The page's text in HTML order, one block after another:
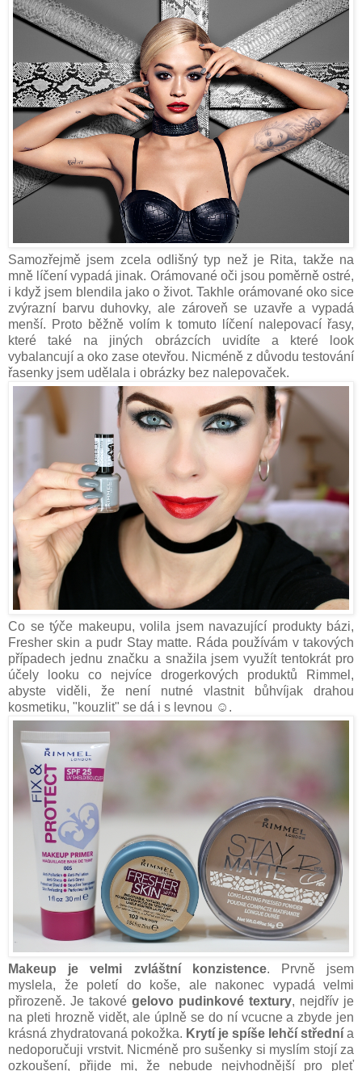
Samozřejmě jsem zcela odlišný typ než je Rita, takže na
mně líčení vypadá jinak. Orámované oči jsou poměrně ostré,
i když jsem blendila jako o život. Takhle orámované oko sice
zvýrazní barvu duhovky, ale zároveň se uzavře a vypadá
menší. Proto běžně volím k tomuto líčení nalepovací řasy,
které také na jiných obrázcích uvidíte a které look
vybalancují a oko zase otevřou. Nicméně z důvodu testování
řasenky jsem udělala i obrázky bez nalepovaček.
Co se týče makeupu, volila jsem navazující produkty bázi,
Fresher skin a pudr Stay matte. Ráda používám v takových
případech jednu značku a snažila jsem využít tentokrát pro
účely looku co nejvíce drogerkových produktů Rimmel,
abyste viděli, že není nutné vlastnit bůhvíjak drahou
kosmetiku, "kouzlit" se dá i s levnou ☺.
Makeup je velmi zvláštní konzistence. Prvně jsem
myslela, že poletí do koše, ale nakonec vypadá velmi
přirozeně. Je takové gelovo pudinkové textury, nejdřív je
na pleti hrozně vidět, ale úplně se do ní vcucne a zbyde jen
krásná zhydratovaná pokožka. Krytí je spíše lehčí střední a
nedoporučuji vrstvit. Nicméně pro sušenky si myslím stojí za
ozkoušení, přijde mi, že nebude nejvhodnější pro pleť